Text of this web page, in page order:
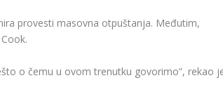
provesti masovna otpuštanja. Međutim,
o čemu u ovom trenutku govorimo”, rekao